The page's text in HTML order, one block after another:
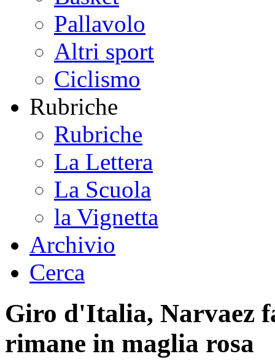
Pallavolo
Altri sport
Ciclismo
Rubriche
Rubriche
La Lettera
La Scuola
la Vignetta
Archivio
Cerca
Giro d'Italia, Narvaez
rimane in maglia rosa